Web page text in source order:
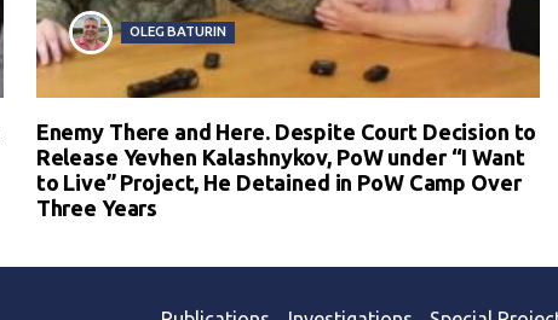
OLEG BATURIN
Enemy There and Here. Despite Court Decision to
Release Yevhen Kalashnykov, PoW under “I Want
to Live” Project, He Detained in PoW Camp Over
Three Years